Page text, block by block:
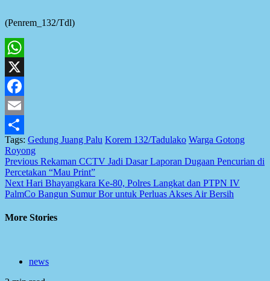
(Penrem_132/Tdl)
WhatsApp
X
Facebook
Email
Share
Tags: Gedung Juang Palu Korem 132/Tadulako Warga Gotong
Royong
Post
navigation
Previous Rekaman CCTV Jadi Dasar Laporan Dugaan Pencurian di
Percetakan “Mau Print”
Next Hari Bhayangkara Ke-80, Polres Langkat dan PTPN IV
PalmCo Bangun Sumur Bor untuk Perluas Akses Air Bersih
More Stories
news